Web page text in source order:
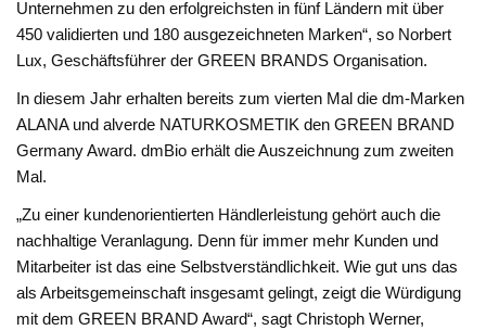
Unternehmen zu den erfolgreichsten in fünf Ländern mit über
450 validierten und 180 ausgezeichneten Marken“, so Norbert
Lux, Geschäftsführer der GREEN BRANDS Organisation.
In diesem Jahr erhalten bereits zum vierten Mal die dm-Marken
ALANA und alverde NATURKOSMETIK den GREEN BRAND
Germany Award. dmBio erhält die Auszeichnung zum zweiten
Mal.
„Zu einer kundenorientierten Händlerleistung gehört auch die
nachhaltige Veranlagung. Denn für immer mehr Kunden und
Mitarbeiter ist das eine Selbstverständlichkeit. Wie gut uns das
als Arbeitsgemeinschaft insgesamt gelingt, zeigt die Würdigung
mit dem GREEN BRAND Award“, sagt Christoph Werner,